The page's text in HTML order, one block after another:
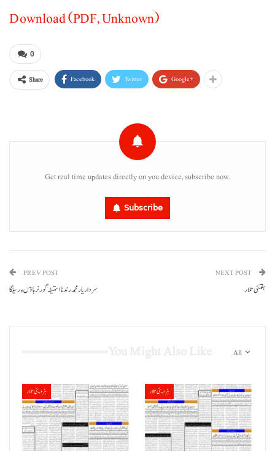
Download (PDF, Unknown)
0
Share Facebook Twitter Google+
Get real time updates directly on you device, subscribe now.
Subscribe
PREV POST
سردار یار محمد رند نا استیفہ گورنر ہائوس ءِ رسینگا
NEXT POST
ہفتئی تلار
All
ہڑدیئی تلار ہڑدیئی تلار